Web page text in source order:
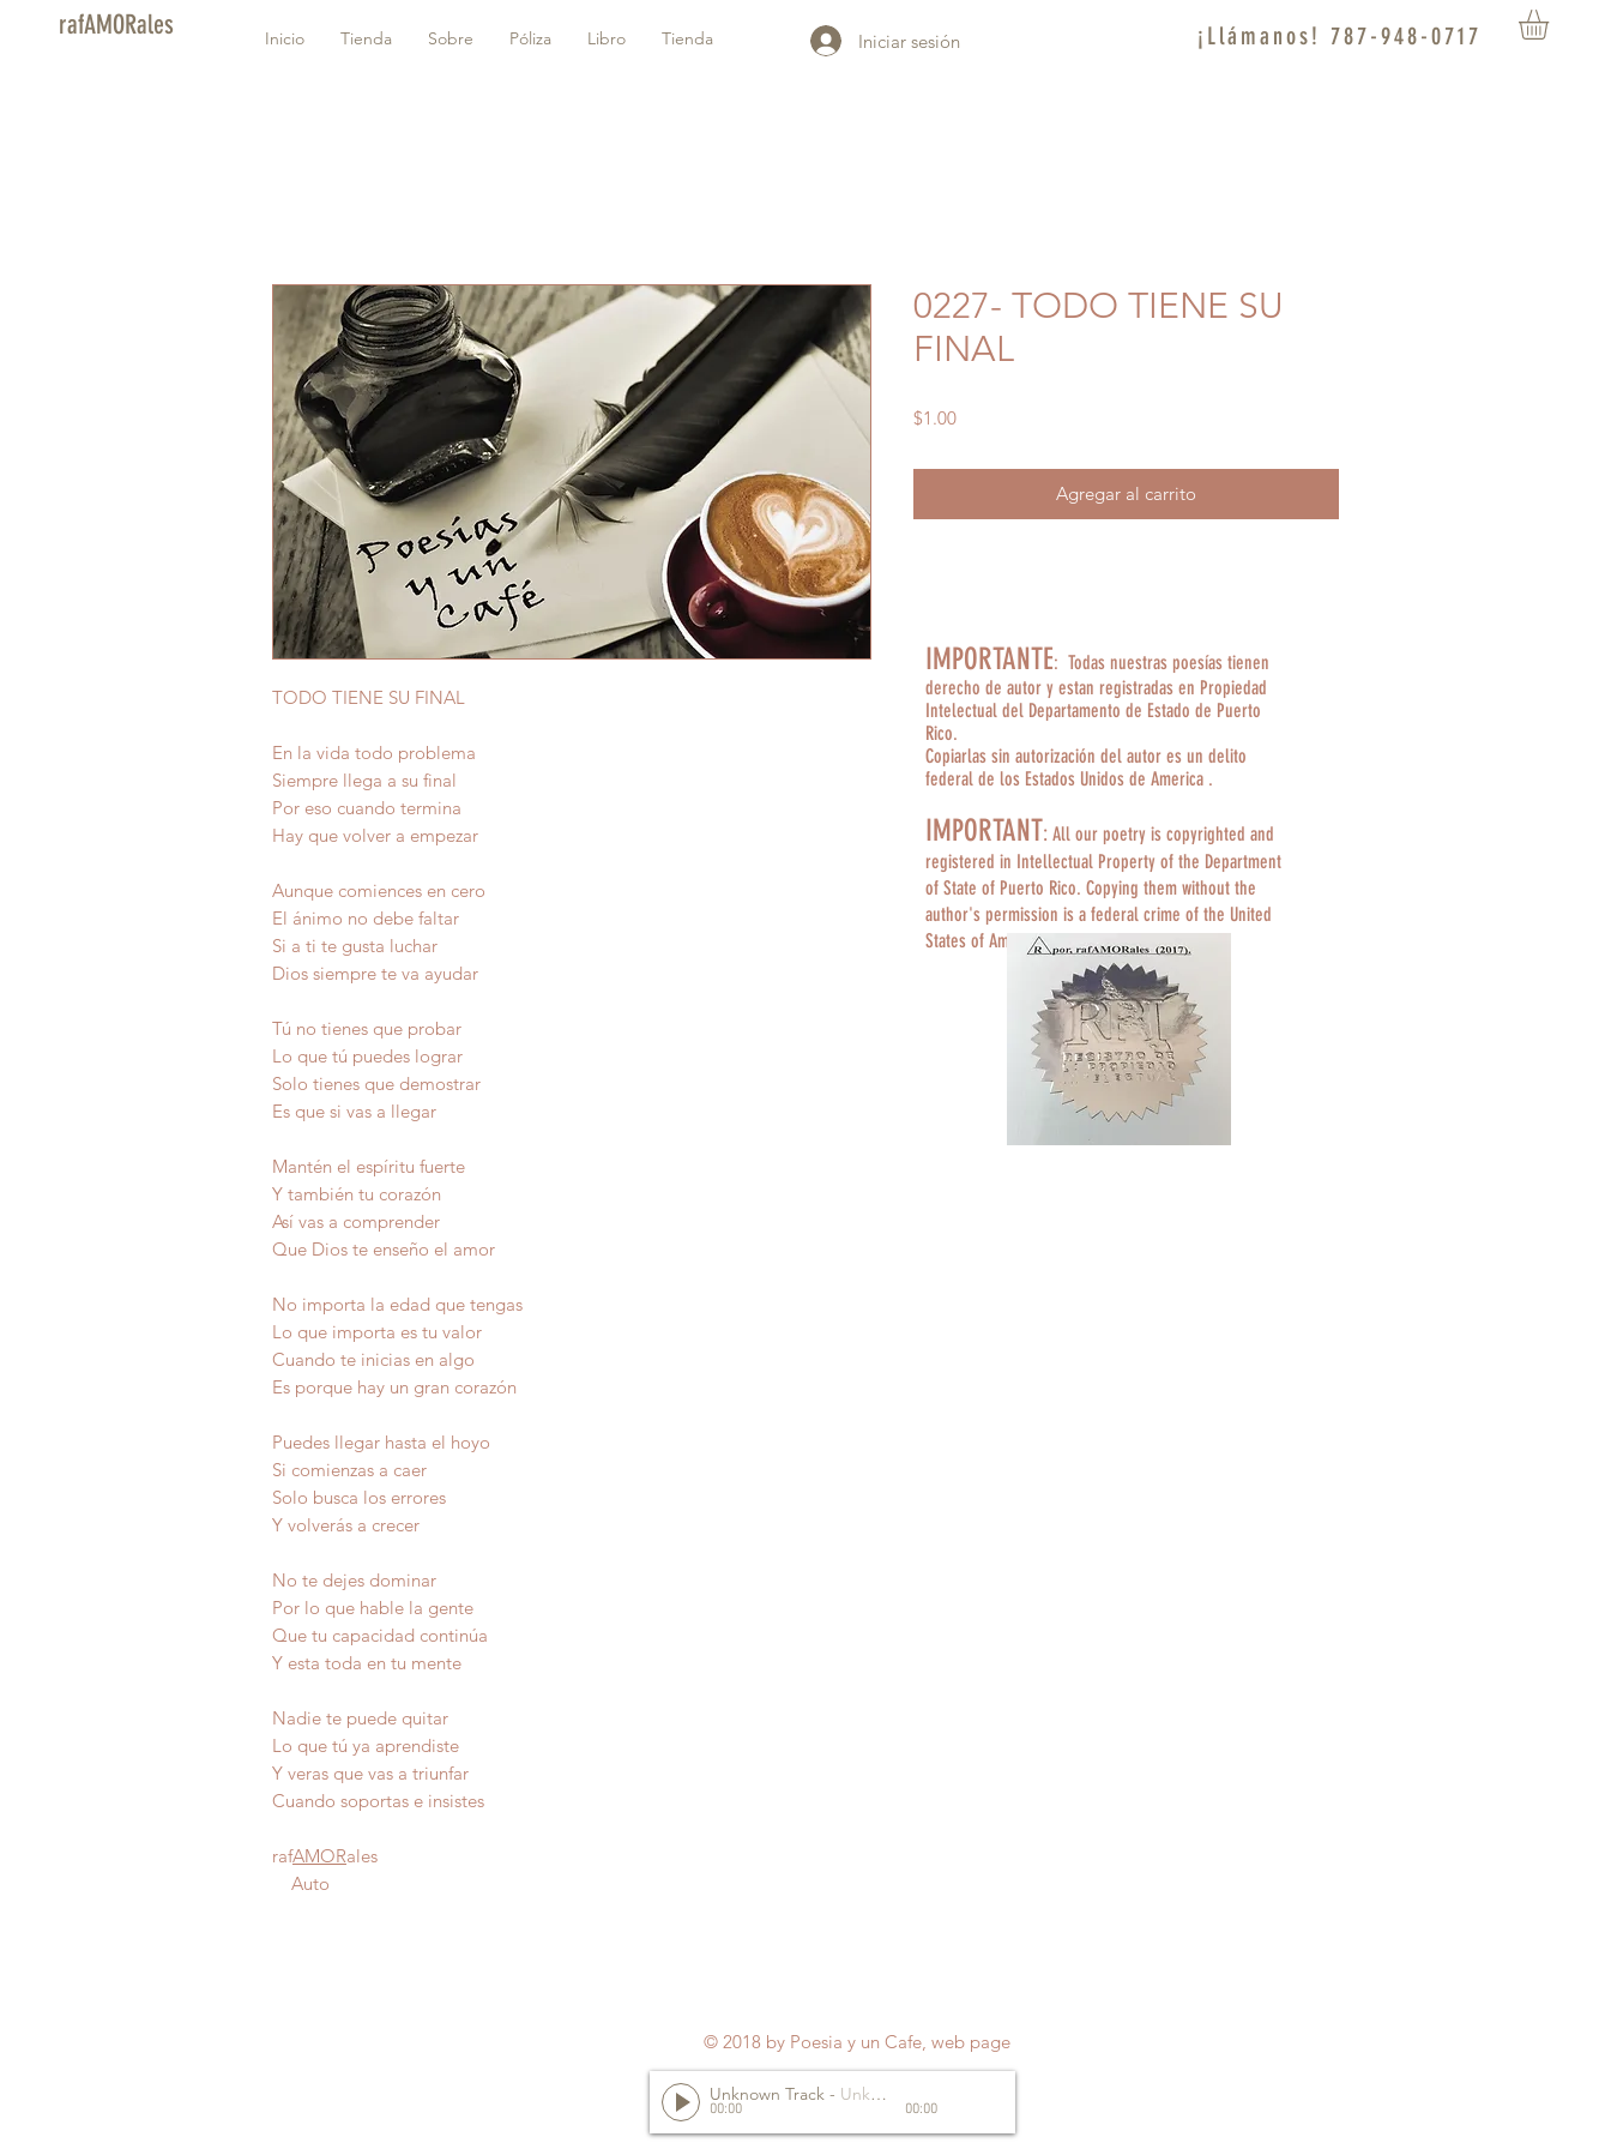
rafAMORales Inicio Tienda Sobre Póliza Libro Tienda Iniciar sesión ¡Llámanos! 787-948-0717
TODO TIENE SU FINAL
En la vida todo problema
Siempre llega a su final
Por eso cuando termina
Hay que volver a empezar
Aunque comiences en cero
El ánimo no debe faltar
Si a ti te gusta luchar
Dios siempre te va ayudar
Tú no tienes que probar
Lo que tú puedes lograr
Solo tienes que demostrar
Es que si vas a llegar
Mantén el espíritu fuerte
Y también tu corazón
Así vas a comprender
Que Dios te enseño el amor
No importa la edad que tengas
Lo que importa es tu valor
Cuando te inicias en algo
Es porque hay un gran corazón
Puedes llegar hasta el hoyo
Si comienzas a caer
Solo busca los errores
Y volverás a crecer
No te dejes dominar
Por lo que hable la gente
Que tu capacidad continúa
Y esta toda en tu mente
Nadie te puede quitar
Lo que tú ya aprendiste
Y veras que vas a triunfar
Cuando soportas e insistes
rafAMORales
Auto
0227- TODO TIENE SU
FINAL
$1.00Precio
Agregar al carrito
IMPORTANTE: Todas nuestras poesías tienen
derecho de autor y estan registradas en Propiedad
Intelectual del Departamento de Estado de Puerto
Rico.
Copiarlas sin autorización del autor es un delito
federal de los Estados Unidos de America .
IMPORTANT: All our poetry is copyrighted and
registered in Intellectual Property of the Department
of State of Puerto Rico. Copying them without the
author's permission is a federal crime of the United
States of America.
© 2018 by Poesia y un Cafe, web page
Unknown Track - Unknown Artist
00:00 00:00